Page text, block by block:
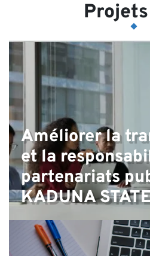
Améliorer la
et la
partenariats
KADUNA